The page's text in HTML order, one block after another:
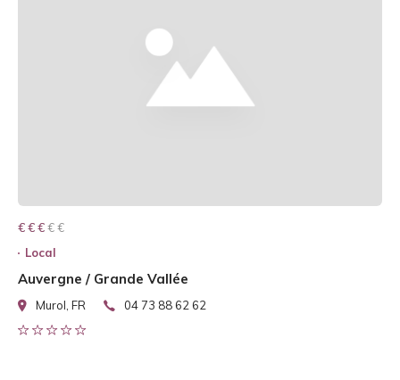
€ € € € €
€ € €
Local
Auvergne / Grande Vallée
Murol, FR 04 73 88 62 62